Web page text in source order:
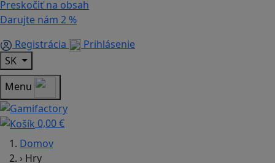
Preskočiť na obsah
Darujte nám 2 %
Registrácia
Prihlásenie
SK
Menu
0,00 €
Domov
› Hry